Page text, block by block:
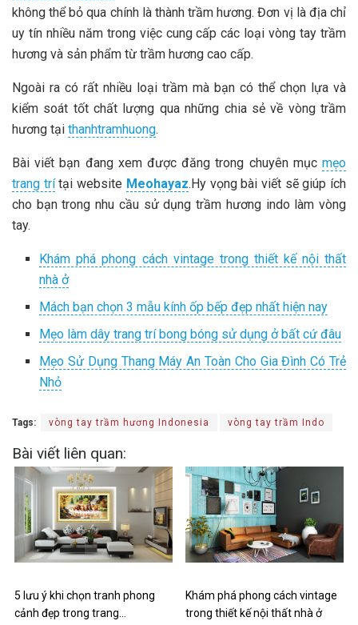
không thể bỏ qua chính là thành trầm hương. Đơn vị là địa chỉ
uy tín nhiều năm trong việc cung cấp các loại vòng tay trầm
hương và sản phẩm từ trầm hương cao cấp.
Ngoài ra có rất nhiều loại trầm mà bạn có thể chọn lựa và
kiểm soát tốt chất lượng qua những chia sẻ về vòng trầm
hương tại thanhtramhuong.
Bài viết bạn đang xem được đăng trong chuyên mục mẹo
trang trítại website Meohayaz.Hy vọng bài viết sẽ giúp ích
cho bạn trong nhu cầu sử dụng trầm hương indo làm vòng
tay.
Khám phá phong cách vintage trong thiết kế nội thất
nhà ở
Mách bạn chọn 3 mẫu kính ốp bếp đẹp nhất hiện nay
Mẹo làm dây trang trí bong bóng sử dụng ở bất cứ đâu
Mẹo Sử Dụng Thang Máy An Toàn Cho Gia Đình Có Trẻ
Nhỏ
Tags: vòng tay trầm hương Indonesia vòng tay trầm Indo
Bài viết liên quan:
5 lưu ý khi chọn tranh phong
cảnh đẹp trong trang…
Khám phá phong cách vintage
trong thiết kế nội thất nhà ở